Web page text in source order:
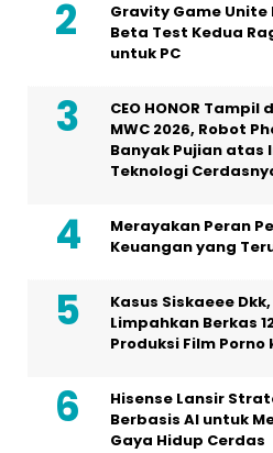
Gravity Game Unite
Beta Test Kedua
untuk PC
CEO HONOR
MWC 2026, Robot
Banyak Pujian atas
Teknologi
Merayakan Peran
Keuangan yang
Kasus Siskaeee
Limpahkan Berkas
Produksi Film Porno
Hisense Lansir
Berbasis AI untuk
Gaya Hidup Cerdas